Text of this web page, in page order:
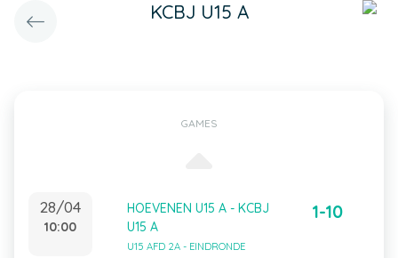
KCBJ U15 A
GAMES
28/04
10:00
HOEVENEN U15 A - KCBJ
U15 A
U15 AFD 2A - EINDRONDE
1-10